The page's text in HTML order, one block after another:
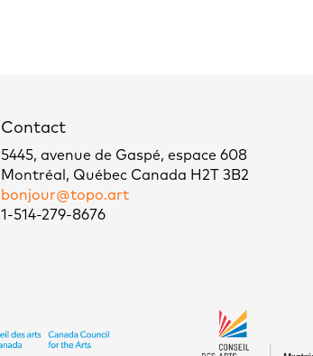
Contact
5445, avenue de Gaspé, espace 608
Montréal, Québec Canada H2T 3B2
bonjour@topo.art
1-514-279-8676